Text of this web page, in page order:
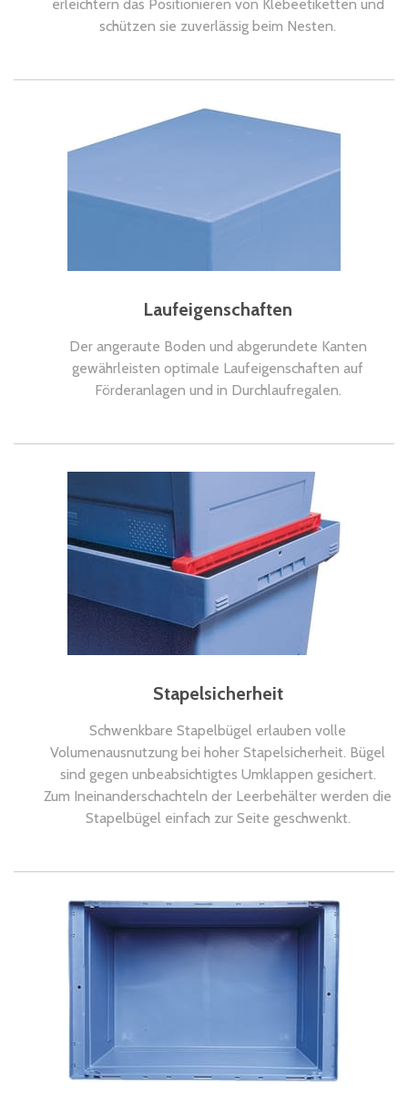
erleichtern das Positionieren von Klebeetiketten und
schützen sie zuverlässig beim Nesten.
Laufeigenschaften
Der angeraute Boden und abgerundete Kanten
gewährleisten optimale Laufeigenschaften auf
Förderanlagen und in Durchlaufregalen.
Stapelsicherheit
Schwenkbare Stapelbügel erlauben volle
Volumenausnutzung bei hoher Stapelsicherheit. Bügel
sind gegen unbeabsichtigtes Umklappen gesichert.
Zum Ineinanderschachteln der Leerbehälter werden die
Stapelbügel einfach zur Seite geschwenkt.